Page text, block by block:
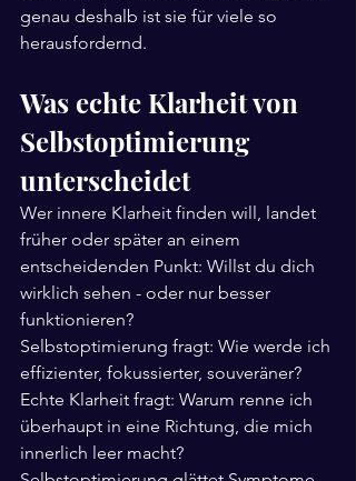
genau deshalb ist sie für viele so
herausfordernd.
Was echte Klarheit von
Selbstoptimierung
unterscheidet
Wer innere Klarheit finden will, landet
früher oder später an einem
entscheidenden Punkt: Willst du dich
wirklich sehen - oder nur besser
funktionieren?
Selbstoptimierung fragt: Wie werde ich
effizienter, fokussierter, souveräner?
Echte Klarheit fragt: Warum renne ich
überhaupt in eine Richtung, die mich
innerlich leer macht?